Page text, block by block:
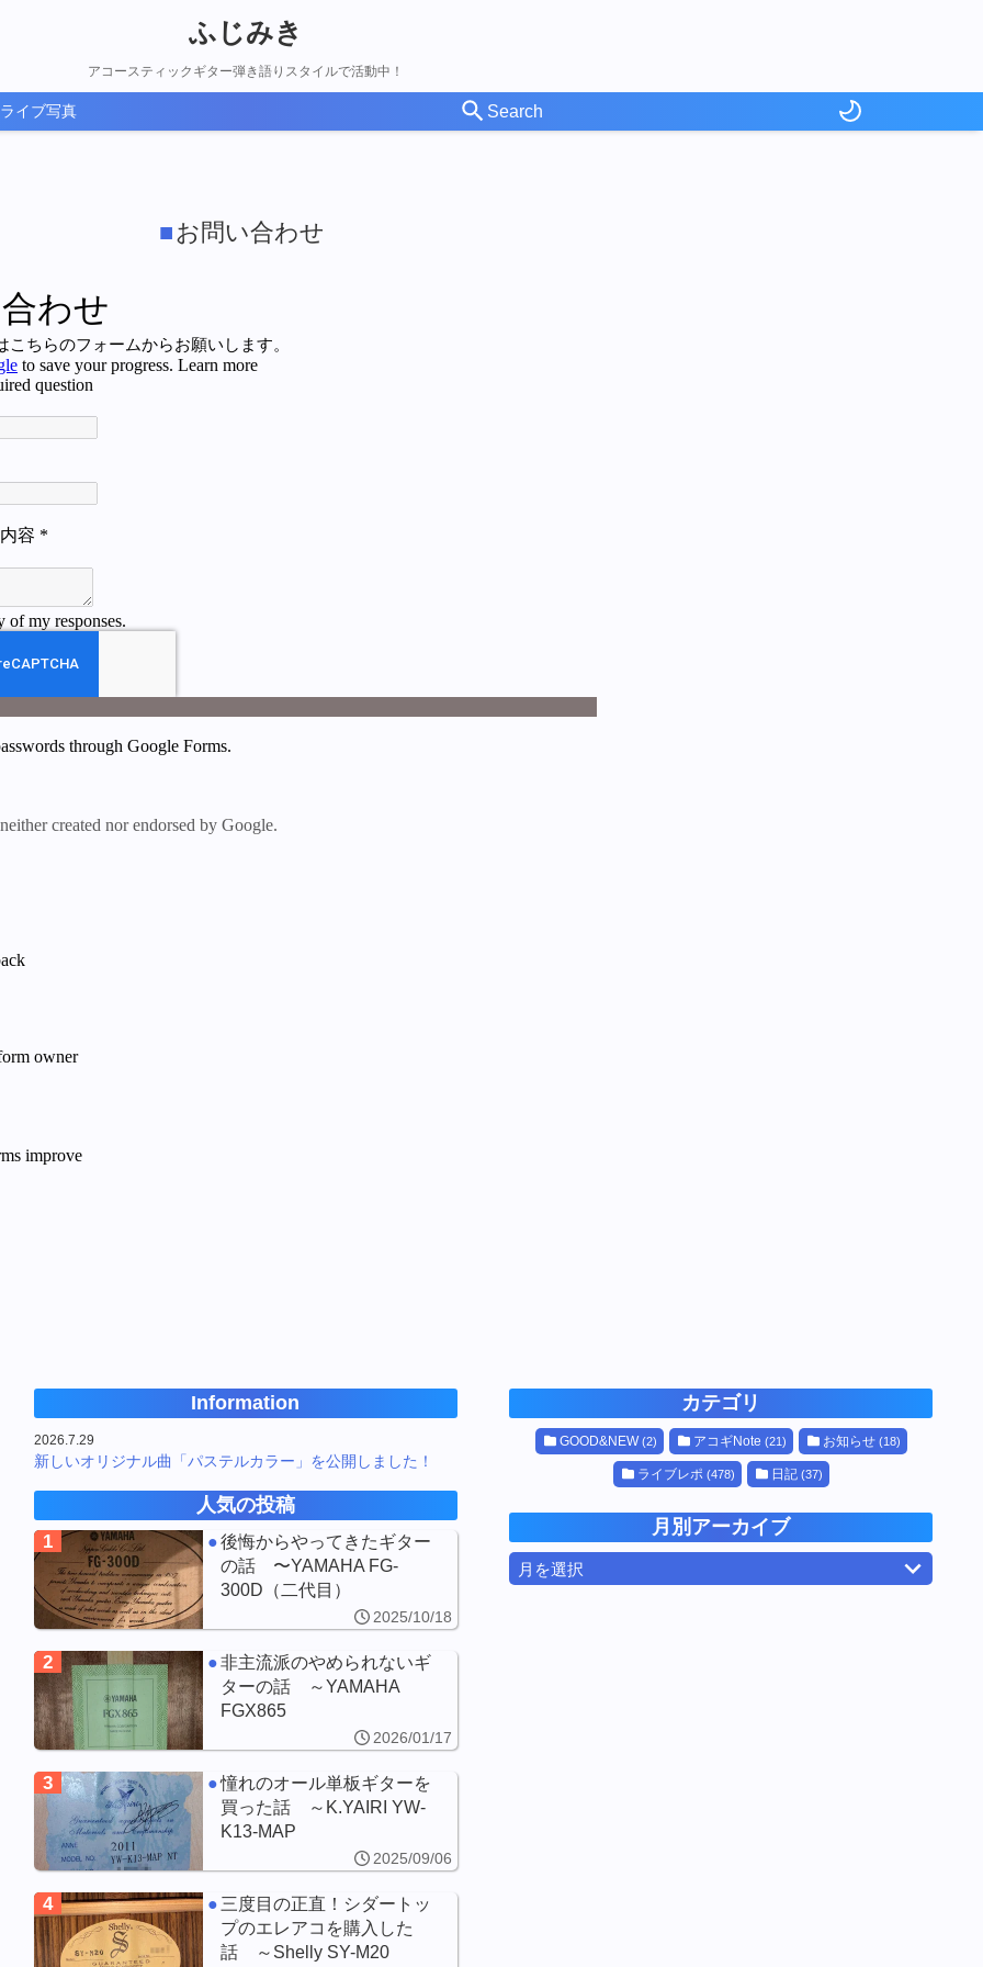
ふじみき
アコースティックギター弾き語りスタイルで活動中！
ライブ写真
お問い合わせ
Information
2026.7.29
新しいオリジナル曲「パステルカラー」を公開しました！
人気の投稿
1
後悔からやってきたギター
の話 〜YAMAHA FG-
300D（二代目）
2025/10/18
2
非主流派のやめられないギ
ターの話 ～YAMAHA
FGX865
2026/01/17
3
憧れのオール単板ギターを
買った話 ～K.YAIRI YW-
K13-MAP
2025/09/06
4
三度目の正直！シダートッ
プのエレアコを購入した
話 ～Shelly SY-M20
カテゴリ
GOOD&NEW (2) アコギNote (21) お知らせ (18)
ライブレポ (478) 日記 (37)
月別アーカイブ
月を選択